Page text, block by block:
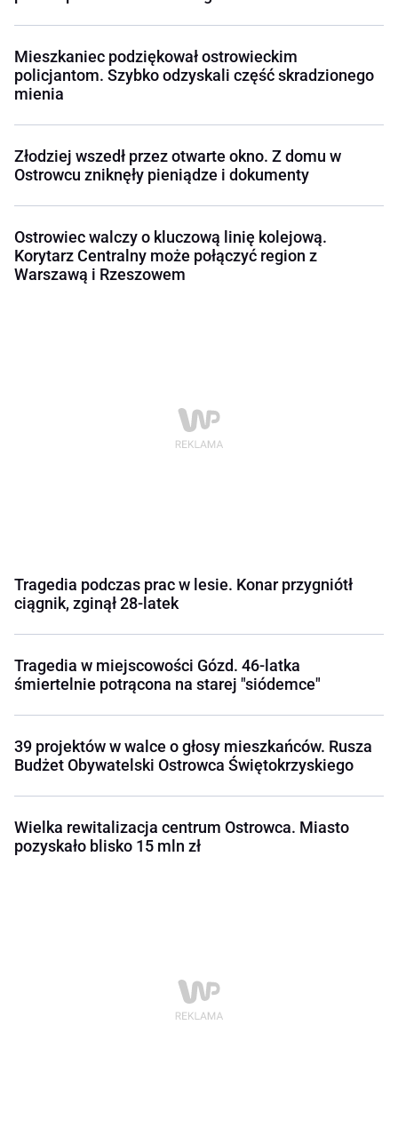
Mieszkaniec podziękował ostrowieckim
policjantom. Szybko odzyskali część skradzionego
mienia
Złodziej wszedł przez otwarte okno. Z domu w
Ostrowcu zniknęły pieniądze i dokumenty
Ostrowiec walczy o kluczową linię kolejową.
Korytarz Centralny może połączyć region z
Warszawą i Rzeszowem
Tragedia podczas prac w lesie. Konar przygniótł
ciągnik, zginął 28-latek
Tragedia w miejscowości Gózd. 46-latka
śmiertelnie potrącona na starej "siódemce"
39 projektów w walce o głosy mieszkańców. Rusza
Budżet Obywatelski Ostrowca Świętokrzyskiego
Wielka rewitalizacja centrum Ostrowca. Miasto
pozyskało blisko 15 mln zł